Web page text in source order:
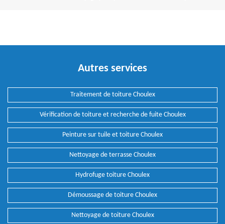
Autres services
Traitement de toiture Choulex
Vérification de toiture et recherche de fuite Choulex
Peinture sur tuile et toiture Choulex
Nettoyage de terrasse Choulex
Hydrofuge toiture Choulex
Démoussage de toiture Choulex
Nettoyage de toiture Choulex